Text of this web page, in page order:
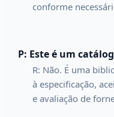
conforme
P: Este é um
R: Não. É uma
à especificação,
e avaliação de